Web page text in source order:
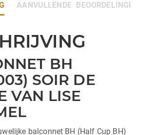
AANVULLENDE INFORMATIE
BEOORDELINGEN (0)
BH
SOIR DE
VAN LISE
balconnet BH (Half Cup BH)